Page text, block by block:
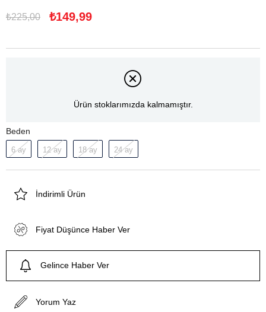
₺225,00 ₺149,99
Ürün stoklarımızda kalmamıştır.
Beden
6 ay 12 ay 18 ay 24 ay
İndirimli Ürün
Fiyat Düşünce Haber Ver
Gelince Haber Ver
Yorum Yaz